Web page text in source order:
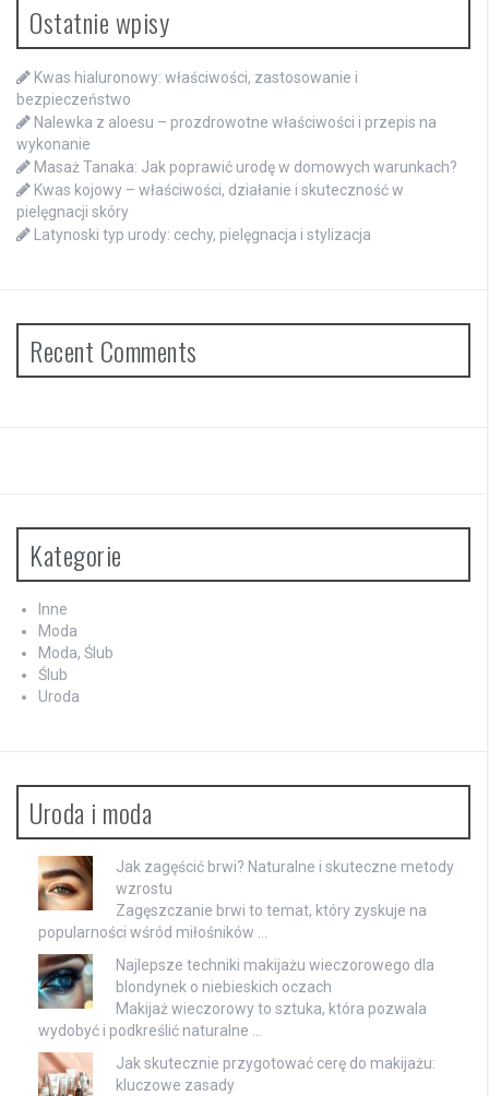
Ostatnie wpisy
Kwas hialuronowy: właściwości, zastosowanie i
bezpieczeństwo
Nalewka z aloesu – prozdrowotne właściwości i przepis na
wykonanie
Masaż Tanaka: Jak poprawić urodę w domowych warunkach?
Kwas kojowy – właściwości, działanie i skuteczność w
pielęgnacji skóry
Latynoski typ urody: cechy, pielęgnacja i stylizacja
Recent Comments
Kategorie
Inne
Moda
Moda, Ślub
Ślub
Uroda
Uroda i moda
Jak zagęścić brwi? Naturalne i skuteczne metody
wzrostu
Zagęszczanie brwi to temat, który zyskuje na
popularności wśród miłośników …
Najlepsze techniki makijażu wieczorowego dla
blondynek o niebieskich oczach
Makijaż wieczorowy to sztuka, która pozwala
wydobyć i podkreślić naturalne …
Jak skutecznie przygotować cerę do makijażu:
kluczowe zasady